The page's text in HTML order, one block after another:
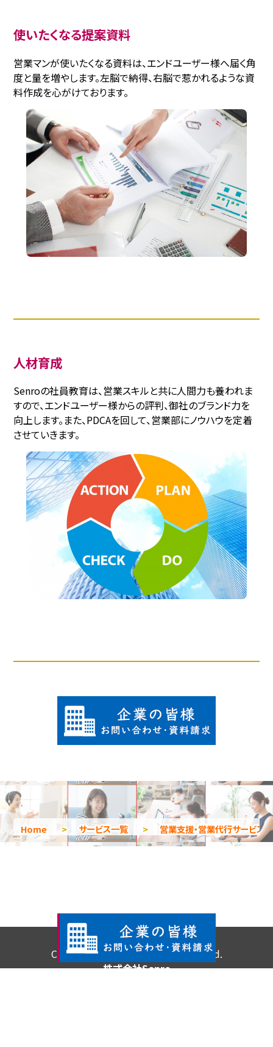
使いたくなる提案資料
営業マンが使いたくなる資料は、エンドユーザー様へ届く角
度と量を増やします。左脳で納得、右脳で惹かれるような資
料作成を心がけております。
人材育成
Senroの社員教育は、営業スキルと共に人間力も養われま
すので、エンドユーザー様からの評判、御社のブランド力を
向上します。また、PDCAを回して、営業部にノウハウを定着
させていきます。
Home > サービス一覧 > 営業支援・営業代行サービス
Copyright © 2026 All Rights Reserved.
株式会社Senro